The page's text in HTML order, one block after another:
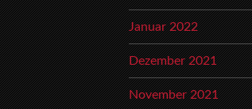
Januar 2022
Dezember 2021
November 2021